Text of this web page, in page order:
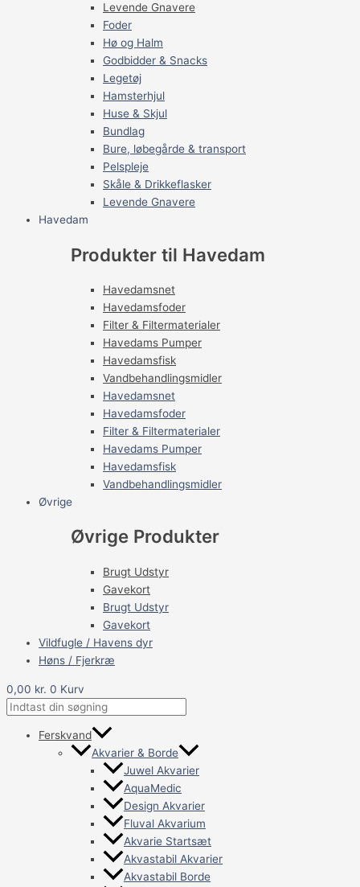
Levende Gnavere
Foder
Hø og Halm
Godbidder & Snacks
Legetøj
Hamsterhjul
Huse & Skjul
Bundlag
Bure, løbegårde & transport
Pelspleje
Skåle & Drikkeflasker
Levende Gnavere
Havedam
Produkter til Havedam
Havedamsnet
Havedamsfoder
Filter & Filtermaterialer
Havedams Pumper
Havedamsfisk
Vandbehandlingsmidler
Havedamsnet
Havedamsfoder
Filter & Filtermaterialer
Havedams Pumper
Havedamsfisk
Vandbehandlingsmidler
Øvrige
Øvrige Produkter
Brugt Udstyr
Gavekort
Brugt Udstyr
Gavekort
Vildfugle / Havens dyr
Høns / Fjerkræ
0,00 kr. 0 Kurv
Ferskvand
Akvarier & Borde
Juwel Akvarier
AquaMedic
Design Akvarier
Fluval Akvarium
Akvarie Startsæt
Akvastabil Akvarier
Akvastabil Borde